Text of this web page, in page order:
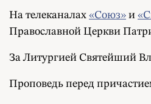
На телеканалах «Союз» и
Православной Церкви
За Литургией Святейший
Проповедь перед